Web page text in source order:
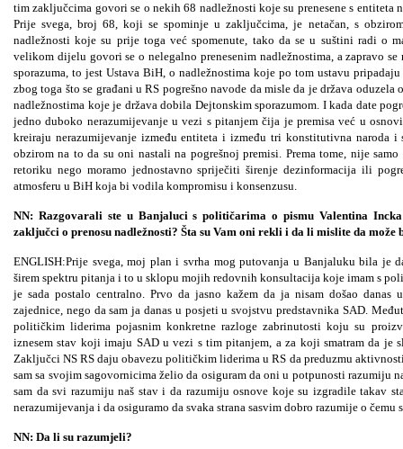
tim zaključcima govori se o nekih 68 nadležnosti koje su prenesene s entiteta
Prije svega, broj 68, koji se spominje u zaključcima, je netačan, s
nadležnosti koje su prije toga već spomenute, tako da se u suštini radi o
velikom dijelu govori se o nelegalno prenesenim nadležnostima, a zapravo
sporazuma, to jest Ustava BiH, o nadležnostima koje po tom ustavu
zbog toga što se građani u RS pogrešno navode da misle da je država
nadležnostima koje je država dobila Dejtonskim sporazumom. I kada date
jedno duboko nerazumijevanje u vezi s pitanjem čija je premisa već u
kreiraju nerazumijevanje između entiteta i između tri konstitutivna naroda
obzirom na to da su oni nastali na pogrešnoj premisi. Prema tome, nije
retoriku nego moramo jednostavno spriječiti širenje dezinformacija ili
atmosferu u BiH koja bi vodila kompromisu i konsenzusu.
NN: Razgovarali ste u Banjaluci s političarima o pismu Valentina
zaključci o prenosu nadležnosti? Šta su Vam oni rekli i da li mislite da
ENGLISH:Prije svega, moj plan i svrha mog putovanja u Banjaluku bila je
širem spektru pitanja i to u sklopu mojih redovnih konsultacija koje imam s
je sada postalo centralno. Prvo da jasno kažem da ja nisam došao danas
zajednice, nego da sam ja danas u posjeti u svojstvu predstavnika SAD.
političkim liderima pojasnim konkretne razloge zabrinutosti koju su
iznesem stav koji imaju SAD u vezi s tim pitanjem, a za koji smatram da je
Zaključci NS RS daju obavezu političkim liderima u RS da preduzmu
sam sa svojim sagovornicima želio da osiguram da oni u potpunosti razumiju
sam da svi razumiju naš stav i da razumiju osnove koje su izgradile takav
nerazumijevanja i da osiguramo da svaka strana sasvim dobro razumije o čemu
NN: Da li su razumjeli?